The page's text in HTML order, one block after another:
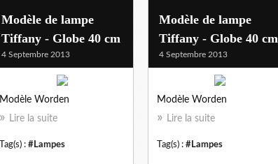
Modèle de lampe
Tiffany - Globe 40 cm
4 Septembre 2013
Modèle Worden
Lire la suite
Tag(s) : #Lampes
Modèle de lampe
Tiffany - Globe 40 cm
4 Septembre 2013
Modèle Worden
Lire la suite
Tag(s) : #Lampes